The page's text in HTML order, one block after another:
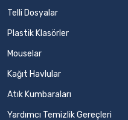
Telli Dosyalar
Plastik Klasörler
Mouselar
Kağıt Havlular
Atık Kumbaraları
Yardımcı Temizlik Gereçleri